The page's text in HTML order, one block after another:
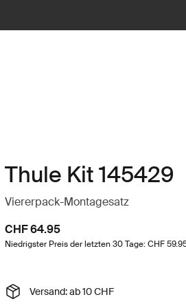
Thule Kit 145429
Viererpack-Montagesatz
CHF 64.95
Niedrigster Preis der letzten 30 Tage: CHF
Versand: ab 10 CHF